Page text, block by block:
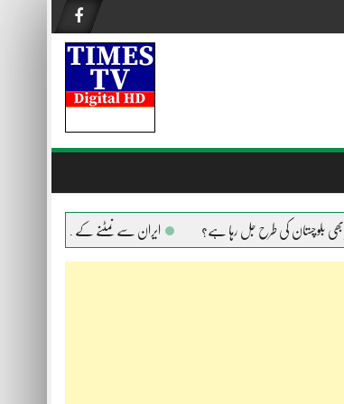
بلوچستان کی طرح جل رہا ہے؟ ایران سے نمٹنے کے لیے امریکا ہر